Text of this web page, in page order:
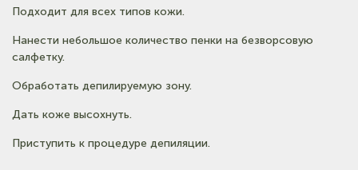
Подходит для всех типов кожи.
Нанести небольшое количество пенки на безворсовую
салфетку.
Обработать депилируемую зону.
Дать коже высохнуть.
Приступить к процедуре депиляции.